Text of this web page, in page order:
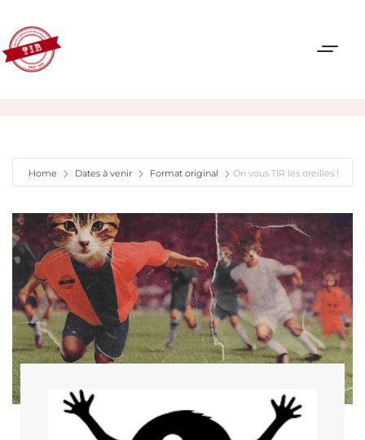
Home Dates à venir Format original On vous TIR les oreilles !